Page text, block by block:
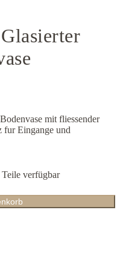
mit fliessender
fur Eingange und
verfügbar